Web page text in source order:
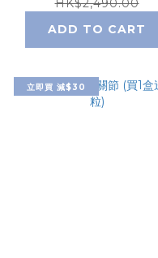
ADD TO CART
立即買 減$30